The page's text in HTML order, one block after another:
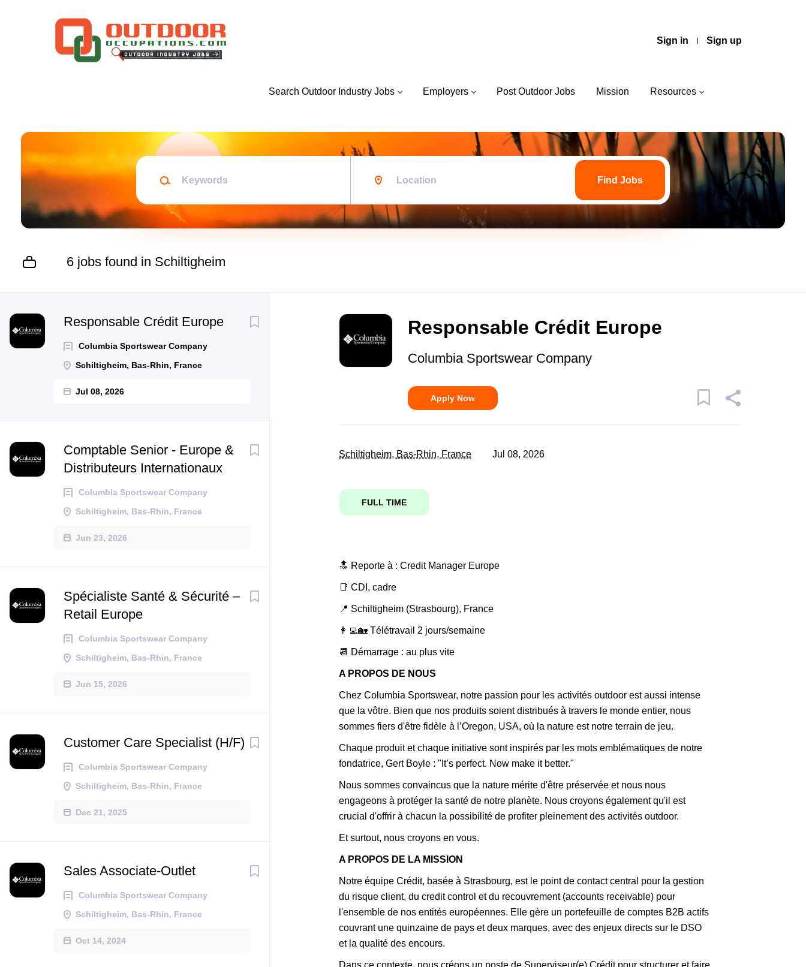
Sign in Sign up
Search Outdoor Industry Jobs Employers Post Outdoor Jobs Mission Resources
Keywords
Find
Find Jobs
6 jobs found in Schiltigheim
Responsable Crédit Europe
Columbia Sportswear Company
Schiltigheim, Bas-Rhin, France
Jul 08, 2026
Next
Comptable Senior - Europe &
Distributeurs Internationaux
Columbia Sportswear Company
Schiltigheim, Bas-Rhin, France
Jun 23, 2026
Spécialiste Santé & Sécurité –
Retail Europe
Columbia Sportswear Company
Schiltigheim, Bas-Rhin, France
Jun 15, 2026
Customer Care Specialist (H/F)
Columbia Sportswear Company
Schiltigheim, Bas-Rhin, France
Dec 21, 2025
Sales Associate-Outlet
Columbia Sportswear Company
Schiltigheim, Bas-Rhin, France
Oct 14, 2024
to
list
Responsable Crédit Europe
Columbia Sportswear Company
Apply Now
Schiltigheim, Bas-Rhin, France Jul 08, 2026
FULL TIME
🔝 Reporte à : Credit Manager Europe
📑 CDI, cadre
📍 Schiltigheim (Strasbourg), France
👩‍💻🏡 Télétravail 2 jours/semaine
📆 Démarrage : au plus vite
A PROPOS DE NOUS
Chez Columbia Sportswear, notre passion pour les activités outdoor est aussi intense
que la vôtre. Bien que nos produits soient distribués à travers le monde entier, nous
sommes fiers d'être fidèle à l’Oregon, USA, où la nature est notre terrain de jeu.
Chaque produit et chaque initiative sont inspirés par les mots emblématiques de notre
fondatrice, Gert Boyle : "It’s perfect. Now make it better."
Nous sommes convaincus que la nature mérite d'être préservée et nous nous
engageons à protéger la santé de notre planète. Nous croyons également qu'il est
crucial d'offrir à chacun la possibilité de profiter pleinement des activités outdoor.
Et surtout, nous croyons en vous.
A PROPOS DE LA MISSION
Notre équipe Crédit, basée à Strasbourg, est le point de contact central pour la gestion
du risque client, du credit control et du recouvrement (accounts receivable) pour
l'ensemble de nos entités européennes. Elle gère un portefeuille de comptes B2B actifs
couvrant une quinzaine de pays et deux marques, avec des enjeux directs sur le DSO
et la qualité des encours.
Dans ce contexte, nous créons un poste de Superviseur(e) Crédit pour structurer et faire